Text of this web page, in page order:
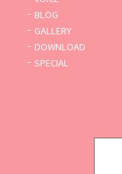
BLOG
GALLERY
DOWNLOAD
SPECIAL